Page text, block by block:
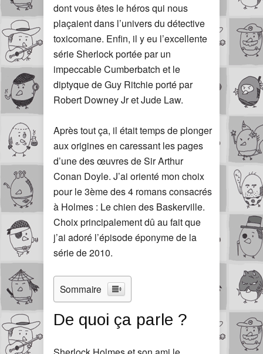
dont vous êtes le héros qui nous
plaçaient dans l’univers du détective
toxicomane. Enfin, il y eu l’excellente
série Sherlock portée par un
impeccable Cumberbatch et le
diptyque de Guy Ritchie porté par
Robert Downey Jr et Jude Law.
Après tout ça, il était temps de plonger
aux origines en caressant les pages
d’une des œuvres de Sir Arthur
Conan Doyle. J’ai orienté mon choix
pour le 3ème des 4 romans consacrés
à Holmes : Le chien des Baskerville.
Choix principalement dû au fait que
j’ai adoré l’épisode éponyme de la
série de 2010.
Sommaire
De quoi ça parle ?